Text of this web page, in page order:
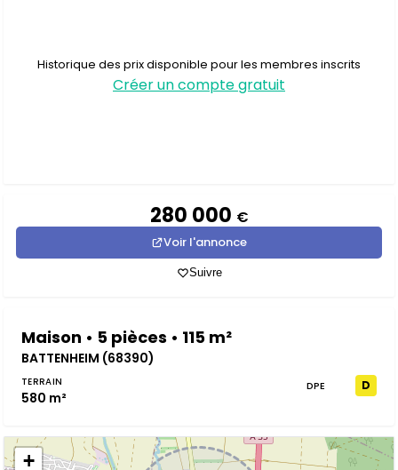
Historique des prix disponible pour les membres inscrits
Créer un compte gratuit
280 000 €
Voir l'annonce
Suivre
Maison • 5 pièces • 115 m²
BATTENHEIM (68390)
TERRAIN
580 m²
DPE D
+